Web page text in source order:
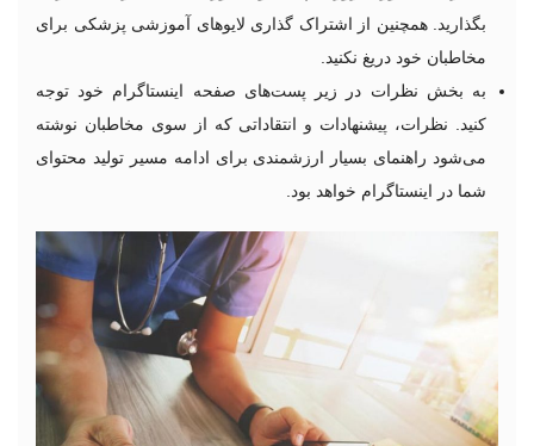
بگذارید. همچنین از اشتراک گذاری لایوهای آموزشی پزشکی برای
مخاطبان خود دریغ نکنید.
به بخش نظرات در زیر پست‌های صفحه اینستاگرام خود توجه
کنید. نظرات، پیشنهادات و انتقاداتی که از سوی مخاطبان نوشته
می‌شود راهنمای بسیار ارزشمندی برای ادامه مسیر تولید محتوای
شما در اینستاگرام خواهد بود.